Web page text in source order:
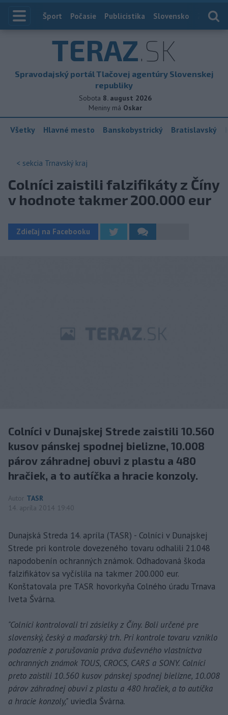
Index
Šport Počasie Publicistika Slovensko
TERAZ.SK
Spravodajský portál Tlačovej agentúry Slovenskej
republiky
Sobota 8. august 2026
Meniny má Oskar
Všetky Hlavné mesto Banskobystrický Bratislavský
< sekcia Trnavský kraj
Colníci zaistili falzifikáty z Číny
v hodnote takmer 200.000 eur
Zdieľaj na Facebooku
Colníci v Dunajskej Strede zaistili 10.560
kusov pánskej spodnej bielizne, 10.008
párov záhradnej obuvi z plastu a 480
hračiek, a to autíčka a hracie konzoly.
Autor TASR
14. apríla 2014 19:40
Dunajská Streda 14. apríla (TASR) - Colníci v Dunajskej
Strede pri kontrole dovezeného tovaru odhalili 21.048
napodobenín ochranných známok. Odhadovaná škoda
falzifikátov sa vyčíslila na takmer 200.000 eur.
Konštatovala pre TASR hovorkyňa Colného úradu Trnava
Iveta Švárna.
"Colníci kontrolovali tri zásielky z Číny. Boli určené pre
slovenský, český a maďarský trh. Pri kontrole tovaru vzniklo
podozrenie z porušovania práva duševného vlastníctva
ochranných známok TOUS, CROCS, CARS a SONY. Colníci
preto zaistili 10.560 kusov pánskej spodnej bielizne, 10.008
párov záhradnej obuvi z plastu a 480 hračiek, a to autíčka
a hracie konzoly," uviedla Švárna.